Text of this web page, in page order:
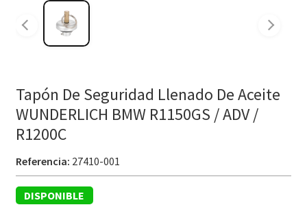
Tapón De Seguridad Llenado De Aceite
WUNDERLICH BMW R1150GS / ADV /
R1200C
Referencia: 27410-001
DISPONIBLE